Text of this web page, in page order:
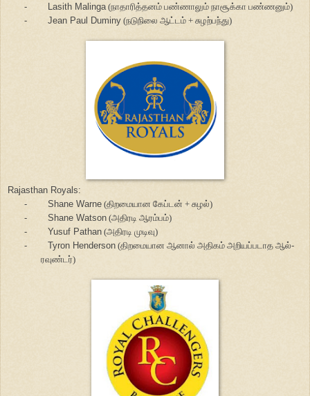
-
Lasith Malinga (நாதாரித்தனம் பண்ணாலும் நாசூக்கா பண்ணனும்)
-
Jean Paul Duminy (நடுநிலை ஆட்டம் + சுழற்பந்து)
Rajasthan Royals:
-
Shane Warne (திறமையான கேப்டன் + சுழல்)
-
Shane Watson (அதிரடி ஆரம்பம்)
-
Yusuf Pathan (அதிரடி முடிவு)
-
Tyron Henderson (திறமையான ஆனால் அதிகம் அறியப்படாத ஆல்-
ரவுண்டர்)